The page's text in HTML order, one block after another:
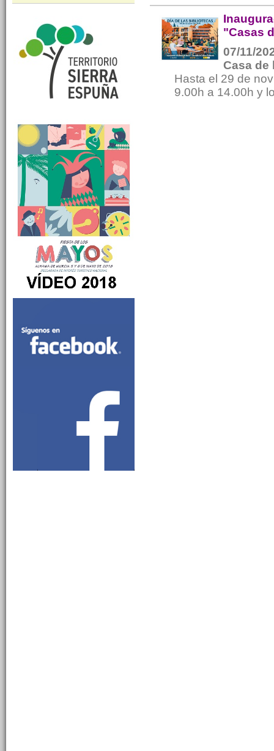
"Casas
07/11/
Casa de
Hasta el 29 de
9.00h a 14.00h y